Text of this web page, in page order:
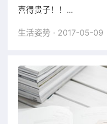
喜得贵子！！...
生活姿势 · 2017-05-09